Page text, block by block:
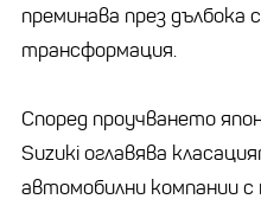
преминава през дълбока
трансформация.
Според проучването
Suzuki оглавява
автомобилни компании